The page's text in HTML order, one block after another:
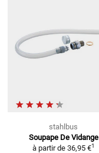
stahlbus
Soupape De Vidange
à partir de 36,95 €1